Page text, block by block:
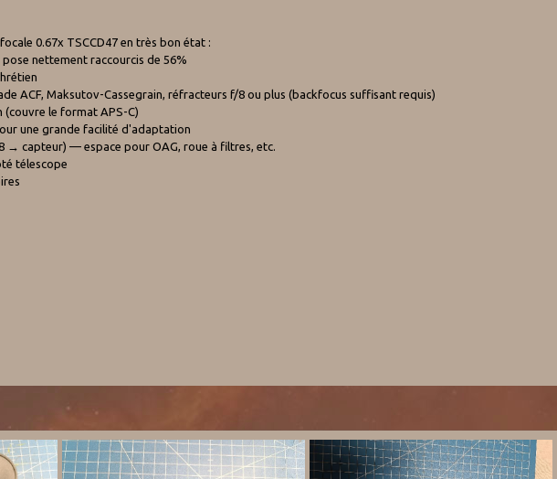
0.67x TSCCD47 en très bon état :
nettement raccourcis de 56%
ACF, Maksutov-Cassegrain, réfracteurs f/8 ou plus (backfocus suffisant requis)
(couvre le format APS-C)
une grande facilité d'adaptation
→ capteur) — espace pour OAG, roue à filtres, etc.
télescope